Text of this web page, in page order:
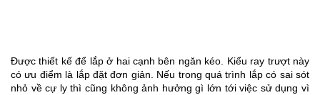
Được thiết kế để lắp ở hai cạnh bên ngăn kéo. Kiểu ray trượt này
có ưu điểm là lắp đặt đơn giản. Nếu trong quá trình lắp có sai sót
nhỏ về cự ly thì cũng không ảnh hưởng gì lớn tới việc sử dụng vì